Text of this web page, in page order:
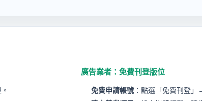
廣告業者：免費刊登版位
免費申請帳號 ：點選「免費刊登